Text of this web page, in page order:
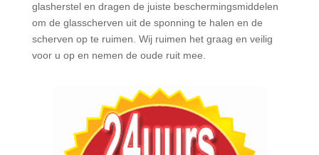
glasherstel en dragen de juiste beschermingsmiddelen
om de glasscherven uit de sponning te halen en de
scherven op te ruimen. Wij ruimen het graag en veilig
voor u op en nemen de oude ruit mee.